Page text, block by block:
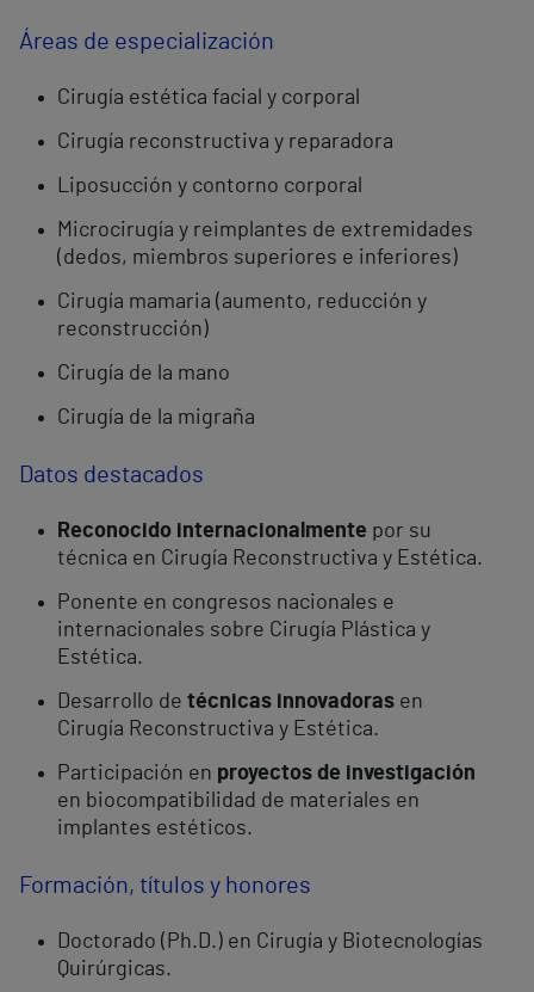
Áreas de especialización
Cirugía estética facial y corporal
Cirugía reconstructiva y reparadora
Liposucción y contorno corporal
Microcirugía y reimplantes de extremidades
(dedos, miembros superiores e inferiores)
Cirugía mamaria (aumento, reducción y
reconstrucción)
Cirugía de la mano
Cirugía de la migraña
Datos destacados
Reconocido internacionalmente por su
técnica en Cirugía Reconstructiva y Estética.
Ponente en congresos nacionales e
internacionales sobre Cirugía Plástica y
Estética.
Desarrollo de técnicas innovadoras en
Cirugía Reconstructiva y Estética.
Participación en proyectos de investigación
en biocompatibilidad de materiales en
implantes estéticos.
Formación, títulos y honores
Doctorado (Ph.D.) en Cirugía y Biotecnologías
Quirúrgicas.